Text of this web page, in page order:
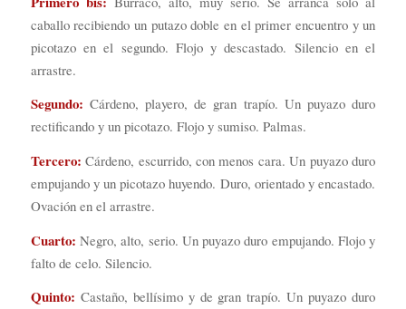
caballo recibiendo un putazo doble en el primer encuentro y un
picotazo en el segundo. Flojo y descastado. Silencio en el
arrastre.
Segundo: Cárdeno, playero, de gran trapío. Un puyazo duro
rectificando y un picotazo. Flojo y sumiso. Palmas.
Tercero: Cárdeno, escurrido, con menos cara. Un puyazo duro
empujando y un picotazo huyendo. Duro, orientado y encastado.
Ovación en el arrastre.
Cuarto: Negro, alto, serio. Un puyazo duro empujando. Flojo y
falto de celo. Silencio.
Quinto: Castaño, bellísimo y de gran trapío. Un puyazo duro